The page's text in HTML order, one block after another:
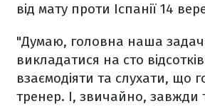
від мату проти Іспанії 14
"Думаю, головна наша
викладатися на сто
взаємодіяти та слухати, що
тренер. І, звичайно, завжди